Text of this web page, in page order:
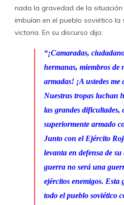
nada la gravedad de la
imbuían en el pueblo soviético la
victoria. En su discurso dijo:
“¡Camaradas,
hermanas, miembros de
armadas! ¡A ustedes
Nuestras tropas luchan
las grandes dificultades,
superiormente armado
Junto con el Ejército
levanta en defensa de
guerra no será una
ejércitos enemigos.
todo el pueblo soviético